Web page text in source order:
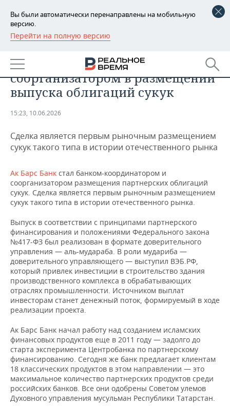
Вы были автоматически перенаправлены на мобильную
версию.
Перейти на полную версию
РЕГИОНЫ
БАШКОРТОСТАН
ТАТАРСТАН
НОВОСТИ
АНАЛИТИКА
ДЕКЛАРАЦИИ О ДОХОДАХ
КОРОЛИ ГОСЗАКАЗА ПФО
ВУЗЫ ТАТАРСТАНА
КОМУ ПРИНАДЛЕЖАТ
ТОРГОВЫЕ ЦЕНТРЫ
НОВОСТИ ЭКОНОМИКИ
ФИНАНСЫ
БАНКИ
БЮДЖЕТ
ИНВЕСТИЦИИ
ПРОМЫШЛЕННОСТЬ
НОВОСТИ
АГРОПРОМ
МАШИНОСТРОЕНИЕ
НЕФТЕХИМИЯ
НЕФТЬ
ОПК
ЭНЕРГЕТИКА
НЕДВИЖИМОСТЬ
НОВОСТИ НЕДВИЖИМОСТИ
АВТО
НОВОСТИ АВТО
БИЗНЕС
НОВОСТИ БИЗНЕСА
РОЗНИЧНАЯ ТОРГОВЛЯ
ТРАНСПОРТ
УСЛУГИ
ТЕХНОЛОГИИ
НОВОСТИ ТЕХНОЛОГИЙ
IT
МЕДИА
МЕРОПРИЯТИЯ
НОВОСТИ МЕРОПРИЯТИЙ
ВЫЕЗДНАЯ РЕДАКЦИЯ
ONLINE-КОНФЕРЕНЦИИ
ОТКРЫТАЯ ЛЕКЦИЯ
СПОРТ
НОВОСТИ СПОРТА
ХОККЕЙ
БАСКЕТБОЛ
ВОЛЕЙБОЛ
ОБЩЕСТВО
ВЛАСТЬ
ИНФРАСТРУКТУРА
ИСТОРИЯ
СЮЖЕТЫ
СПРАВОЧНИК
СПИСОК ПЕРСОН
ПОЛНАЯ ВЕРСИЯ
Ак Барс Банк выступил
соорганизатором в размещении
выпуска облигаций сукук
15:23, 10.06.2026
Сделка является первым рыночным размещением
сукук такого типа в истории отечественного рынка
Ак Барс Банк стал банком-координатором и
соорганизатором размещения партнерских облигаций
сукук. Сделка является первым рыночным размещением
сукук такого типа в истории отечественного рынка.
Выпуск в соответствии с принципами партнерского
финансирования и положениями Федерального закона
№417-ФЗ был реализован в формате доверительного
управления — аль-мудараба. В роли мудариба —
доверительного управляющего — выступил ВЭБ.РФ,
который привлек инвестиции в строительство здания
производственного комплекса в обрабатывающих
отраслях промышленности. Источником выплат
инвесторам станет денежный поток, формируемый в ходе
реализации проекта.
Ак Барс Банк начал работу над созданием исламских
финансовых продуктов еще в 2011 году — задолго до
старта эксперимента Центробанка по партнерскому
финансированию. Сегодня же банк предлагает клиентам
18 классических продуктов в этом направлении — это
максимальное количество партнерских продуктов среди
российских банков. Все они одобрены Советом улемов
Духовного управления мусульман Республики Татарстан.